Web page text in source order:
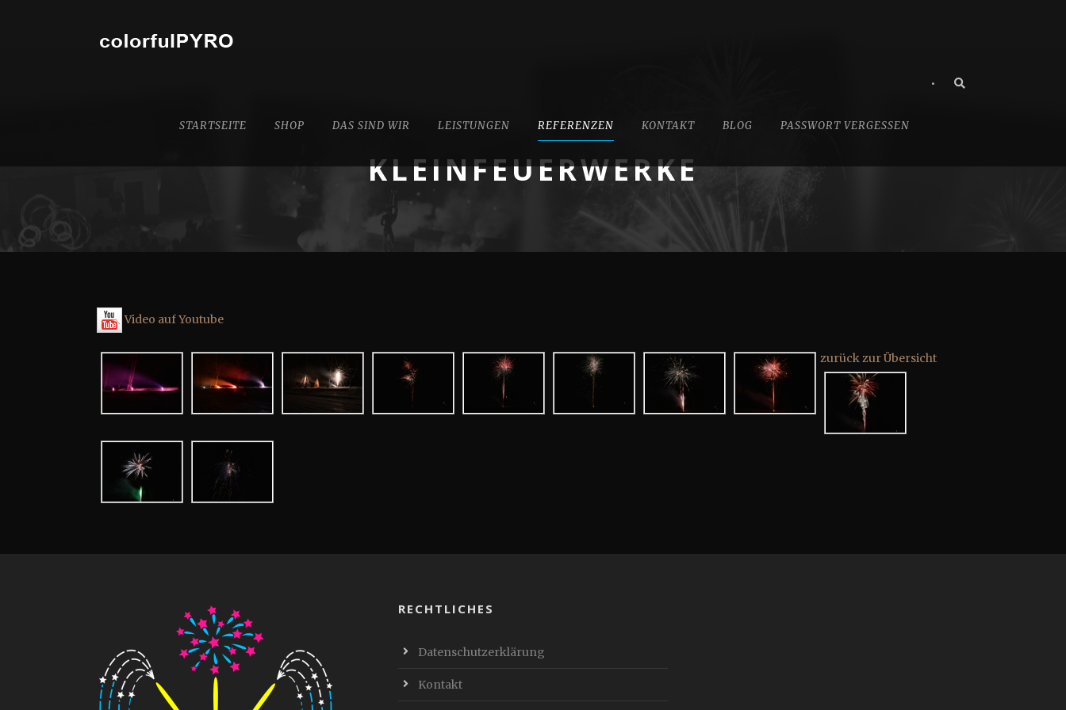
STARTSEITE SHOP DAS SIND WIR LEISTUNGEN REFERENZEN KONTAKT BLOG PASSWORT VERGESSEN
•
KLEINFEUERWERKE
Video auf Youtube
zurück zur Übersicht
RECHTLICHES
Datenschutzerklärung
Kontakt